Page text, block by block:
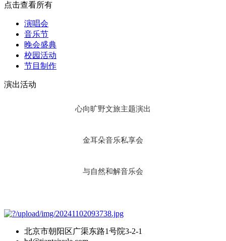
点击查看所有
演唱会
音乐节
晚会盛典
校园活动
节目制作
演出活动
心向旷野文旅主题演出
金耳朵音乐私享会
与自然和解音乐会
北京市朝阳区广渠东路1号院3-2-1